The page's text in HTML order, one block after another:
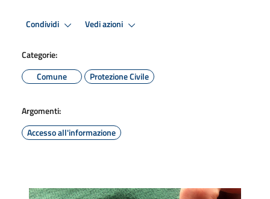
Condividi Vedi azioni
Categorie:
Comune
Protezione Civile
Argomenti:
Accesso all'informazione